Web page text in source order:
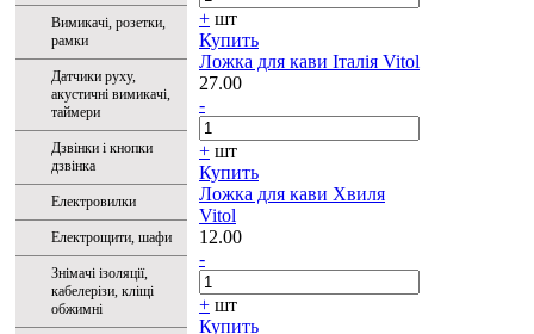
Вимикачі, розетки,
рамки
Датчики руху,
акустичні вимикачі,
таймери
Дзвінки і кнопки
дзвінка
Електровилки
Електрощити, шафи
Знімачі ізоляції,
кабелерізи, кліщі
обжимні
+ шт
Купить
Ложка для кави Італія Vitol
27.00
-
+ шт
Купить
Ложка для кави Хвиля
Vitol
12.00
-
+ шт
Купить